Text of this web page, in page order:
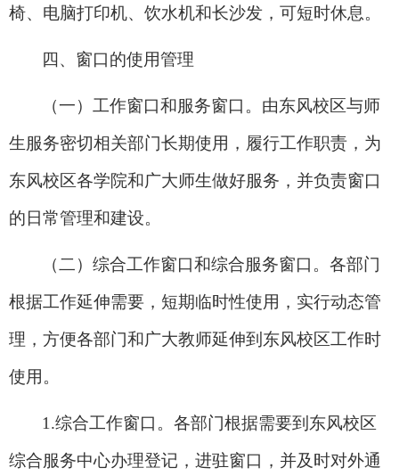
椅、电脑打印机、饮水机和长沙发，可短时休息。
四、窗口的使用管理
（一）工作窗口和服务窗口。由东风校区与师
生服务密切相关部门长期使用，履行工作职责，为
东风校区各学院和广大师生做好服务，并负责窗口
的日常管理和建设。
（二）综合工作窗口和综合服务窗口。各部门
根据工作延伸需要，短期临时性使用，实行动态管
理，方便各部门和广大教师延伸到东风校区工作时
使用。
1.综合工作窗口。各部门根据需要到东风校区
综合服务中心办理登记，进驻窗口，并及时对外通